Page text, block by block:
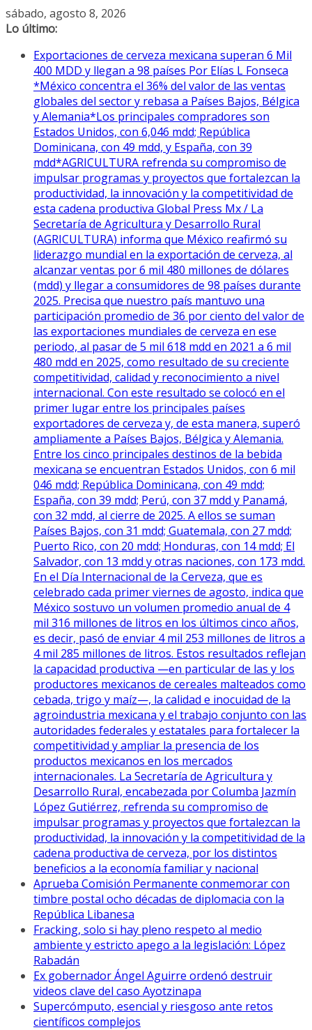
Saltar
al
sábado, agosto 8, 2026
Lo último:
Exportaciones de cerveza mexicana superan 6 Mil
400 MDD y llegan a 98 países Por Elías L Fonseca
*México concentra el 36% del valor de las ventas
globales del sector y rebasa a Países Bajos, Bélgica
y Alemania*Los principales compradores son
Estados Unidos, con 6,046 mdd; República
Dominicana, con 49 mdd, y España, con 39
mdd*AGRICULTURA refrenda su compromiso de
impulsar programas y proyectos que fortalezcan la
productividad, la innovación y la competitividad de
esta cadena productiva Global Press Mx / La
Secretaría de Agricultura y Desarrollo Rural
(AGRICULTURA) informa que México reafirmó su
liderazgo mundial en la exportación de cerveza, al
alcanzar ventas por 6 mil 480 millones de dólares
(mdd) y llegar a consumidores de 98 países durante
2025. Precisa que nuestro país mantuvo una
participación promedio de 36 por ciento del valor de
las exportaciones mundiales de cerveza en ese
periodo, al pasar de 5 mil 618 mdd en 2021 a 6 mil
480 mdd en 2025, como resultado de su creciente
competitividad, calidad y reconocimiento a nivel
internacional. Con este resultado se colocó en el
primer lugar entre los principales países
exportadores de cerveza y, de esta manera, superó
ampliamente a Países Bajos, Bélgica y Alemania.
Entre los cinco principales destinos de la bebida
mexicana se encuentran Estados Unidos, con 6 mil
046 mdd; República Dominicana, con 49 mdd;
España, con 39 mdd; Perú, con 37 mdd y Panamá,
con 32 mdd, al cierre de 2025. A ellos se suman
Países Bajos, con 31 mdd; Guatemala, con 27 mdd;
Puerto Rico, con 20 mdd; Honduras, con 14 mdd; El
Salvador, con 13 mdd y otras naciones, con 173 mdd.
En el Día Internacional de la Cerveza, que es
celebrado cada primer viernes de agosto, indica que
México sostuvo un volumen promedio anual de 4
mil 316 millones de litros en los últimos cinco años,
es decir, pasó de enviar 4 mil 253 millones de litros a
4 mil 285 millones de litros. Estos resultados reflejan
la capacidad productiva —en particular de las y los
productores mexicanos de cereales malteados como
cebada, trigo y maíz—, la calidad e inocuidad de la
agroindustria mexicana y el trabajo conjunto con las
autoridades federales y estatales para fortalecer la
competitividad y ampliar la presencia de los
productos mexicanos en los mercados
internacionales. La Secretaría de Agricultura y
Desarrollo Rural, encabezada por Columba Jazmín
López Gutiérrez, refrenda su compromiso de
impulsar programas y proyectos que fortalezcan la
productividad, la innovación y la competitividad de la
cadena productiva de cerveza, por los distintos
beneficios a la economía familiar y nacional
Aprueba Comisión Permanente conmemorar con
timbre postal ocho décadas de diplomacia con la
República Libanesa
Fracking, solo si hay pleno respeto al medio
ambiente y estricto apego a la legislación: López
Rabadán
Ex gobernador Ángel Aguirre ordenó destruir
videos clave del caso Ayotzinapa
Supercómputo, esencial y riesgoso ante retos
científicos complejos